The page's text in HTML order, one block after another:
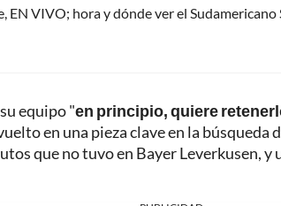
EN VIVO; hora y dónde ver el
equipo "en principio, quiere
en una pieza clave en la búsqueda
que no tuvo en Bayer Leverkusen, y